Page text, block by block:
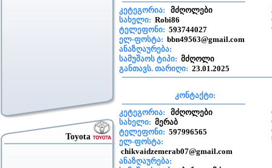
კეტეგორია:
მძღოლები
სახელი: Robi86
ტელეფონი: 593744027
ელ-ფოსტა: bbn49563@gmail.com
ანაზღაურება:
სამუშაოს ტიპი: მძღოლი
განთავს. თარიღი: 23.01.2025
კონტაქტი:
კეტეგორია:
მძღოლები
სახელი: მერაბ
ტელეფონი: 597996565
ელ-ფოსტა:
chikvaidzemerab07@gmail.com
ანაზღაურება:
Toyota